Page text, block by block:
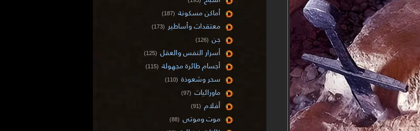
أماكن مسكونة (187)
معتقدات وأساطير (173)
جن (126)
أسرار النفس والعقل (125)
أجسام طائرة مجهولة (115)
سحر وشعوذة (110)
ماورائيات (97)
أفلام (91)
موت وموتى (88)